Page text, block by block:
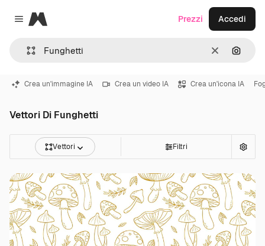
Close menu
Magnific
CancellaCerca
Prezzi Accedi
Crea un'immagine IA Crea un video IA Crea un'icona IA
Vettori Di Funghetti
Vettori Filtri